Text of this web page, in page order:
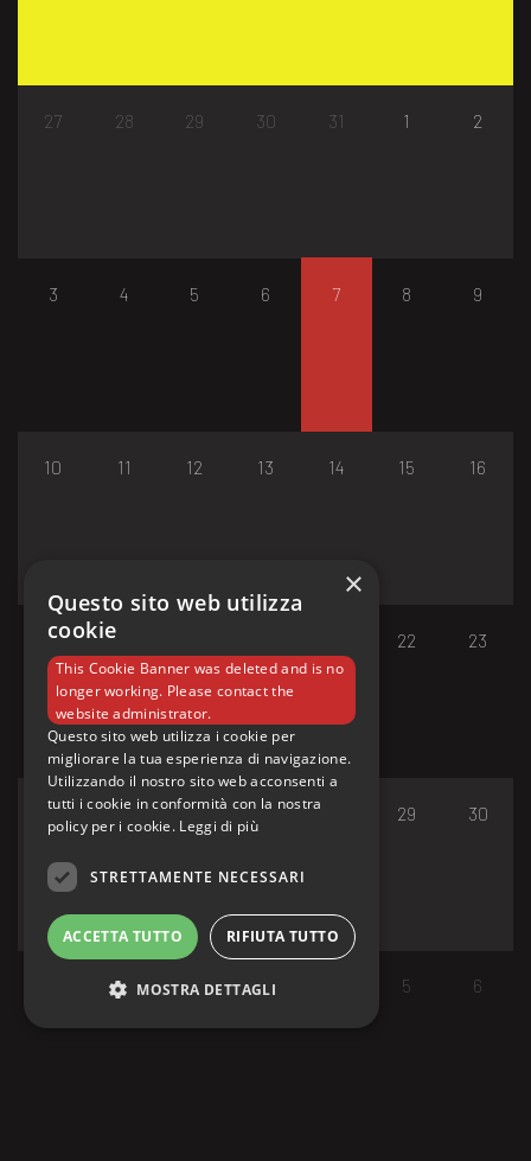
27 28 29 30 31 1 2
3 4 5 6 7 8 9
10 11 12 13 14 15 16
17 18 22 23
24 25 26 27 29 30
1 2 3 5 6
×
Questo sito web utilizza
cookie
This Cookie Banner was deleted and is no
longer working. Please contact the
website administrator.
Questo sito web utilizza i cookie per
migliorare la tua esperienza di navigazione.
Utilizzando il nostro sito web acconsenti a
tutti i cookie in conformità con la nostra
policy per i cookie. Leggi di più
STRETTAMENTE NECESSARI
ACCETTA TUTTO RIFIUTA TUTTO
MOSTRA DETTAGLI